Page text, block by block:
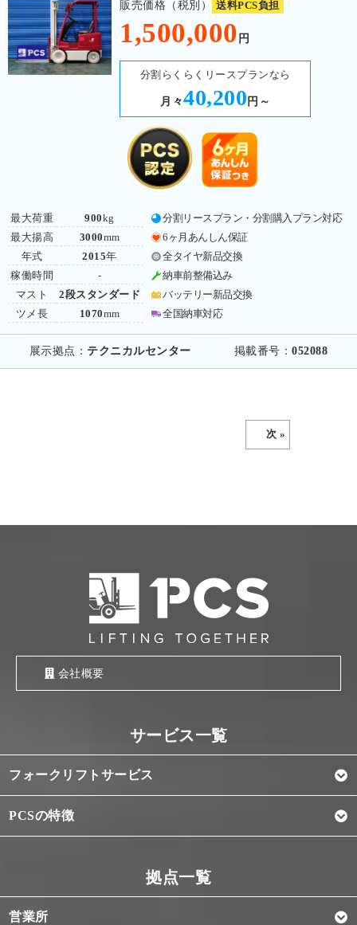
販売価格（税別） 送料PCS負担
1,500,000 円
分割らくらくリースプランなら
月々40,200 円～
最大荷重
最大揚高
年式
稼働時間
マスト
ツメ長
900kg
3000mm
2015年
-
2段スタンダード
1070mm
分割リースプラン・分割購入プラン対応
6ヶ月あんしん保証
全タイヤ新品交換
納車前整備込み
バッテリー新品交換
全国納車対応
展示拠点： テクニカルセンター 掲載番号：052088
次 »
会社概要
フォークリフトサービス
PCSの特徴
営業所